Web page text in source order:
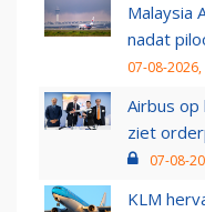
Malaysia
nadat
07-08-2026,
Airbus
ziet
07-08-
KLM